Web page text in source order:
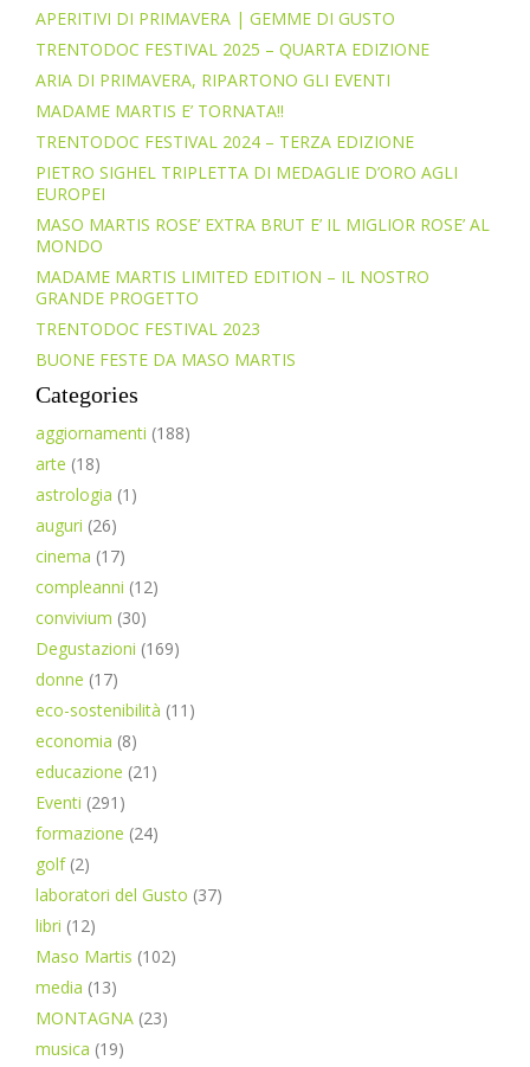
APERITIVI DI PRIMAVERA | GEMME DI GUSTO
TRENTODOC FESTIVAL 2025 – QUARTA EDIZIONE
ARIA DI PRIMAVERA, RIPARTONO GLI EVENTI
MADAME MARTIS E’ TORNATA!!
TRENTODOC FESTIVAL 2024 – TERZA EDIZIONE
PIETRO SIGHEL TRIPLETTA DI MEDAGLIE D’ORO AGLI
EUROPEI
MASO MARTIS ROSE’ EXTRA BRUT E’ IL MIGLIOR ROSE’ AL
MONDO
MADAME MARTIS LIMITED EDITION – IL NOSTRO
GRANDE PROGETTO
TRENTODOC FESTIVAL 2023
BUONE FESTE DA MASO MARTIS
Categories
aggiornamenti (188)
arte (18)
astrologia (1)
auguri (26)
cinema (17)
compleanni (12)
convivium (30)
Degustazioni (169)
donne (17)
eco-sostenibilità (11)
economia (8)
educazione (21)
Eventi (291)
formazione (24)
golf(2)
laboratori del Gusto (37)
libri (12)
Maso Martis (102)
media (13)
MONTAGNA (23)
musica (19)